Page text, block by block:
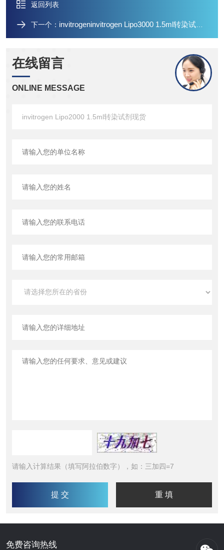
返回列表
下一个： invitrogeninvitrogen Lipo3000 1.5ml转染试剂现货
在线留言
ONLINE MESSAGE
请输入计算结果（填写阿拉伯数字），如：三加四=7
免费咨询热线